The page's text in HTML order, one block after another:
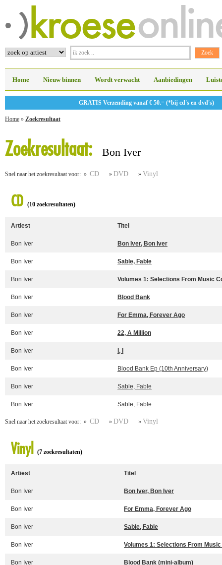
Home Nieuw binnen Wordt verwacht Aanbiedingen
GRATIS Verzending vanaf € 50.= (*bij cd's en dvd's)
Home » Zoekresultaat
Zoekresultaat: Bon Iver
Snel naar het zoekresultaat voor: » CD » DVD » Vinyl
CD (10 zoekresultaten)
Artiest Titel
Bon Iver Bon Iver, Bon Iver
Bon Iver Sable, Fable
Bon Iver Volumes 1: Selections From Music
Bon Iver Blood Bank
Bon Iver For Emma, Forever Ago
Bon Iver 22, A Million
Bon Iver I, I
Bon Iver Blood Bank Ep (10th Anniversary)
Bon Iver Sable, Fable
Bon Iver Sable, Fable
Snel naar het zoekresultaat voor: » CD » DVD » Vinyl
Vinyl (7 zoekresultaten)
Artiest Titel
Bon Iver Bon Iver, Bon Iver
Bon Iver For Emma, Forever Ago
Bon Iver Sable, Fable
Bon Iver Volumes 1: Selections From
Bon Iver Blood Bank (mini-album)